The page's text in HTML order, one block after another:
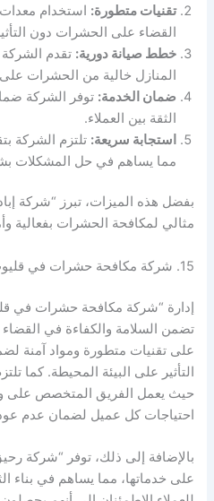
تقنيات متطورة: استخدام
القضاء على الحشرات دون
خطط صيانة دورية: تقدم
المنازل خالية من الحشرات
ضمان الخدمة: توفر الشركة
الثقة بين العملاء.
استجابة سريعة: تلتزم الشركة
مما يساهم في حل المشكلات
بفضل هذه الميزات، تبرز “شركة
مثالي لمكافحة الحشرات بفعالية
15. شركة مكافحة حشرات في قليوب
إدارة “شركة مكافحة حشرات في
تضمن السلامة والكفاءة في
على تقنيات متطورة ومواد آمنة
التأثير على البيئة المحيطة. كما
حيث يعمل الفريق المتخصص على
احتياجات كل عميل لضمان عدم
بالإضافة إلى ذلك، توفر “شركة
على خدماتها، مما يساهم في بناء